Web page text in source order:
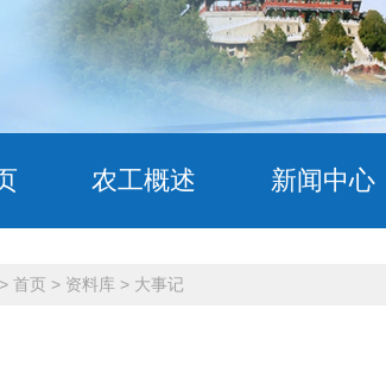
农工概述 新闻中心
> 首页 > 资料库 > 大事记